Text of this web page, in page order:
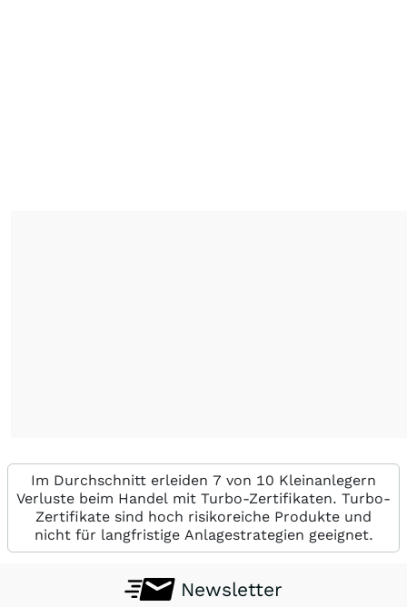
Im Durchschnitt erleiden 7 von 10 Kleinanlegern
Verluste beim Handel mit Turbo-Zertifikaten. Turbo-
Zertifikate sind hoch risikoreiche Produkte und
nicht für langfristige Anlagestrategien geeignet.
Newsletter